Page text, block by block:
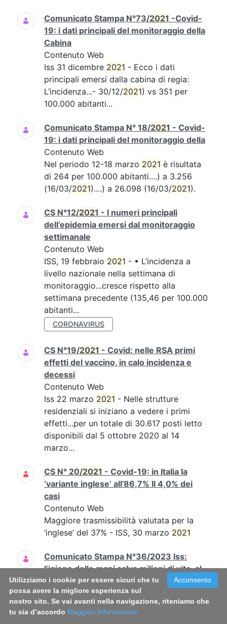
Comunicato Stampa N°73/2021 -Covid-
19: i dati principali del monitoraggio della
Cabina
Contenuto Web
Iss 31 dicembre 2021 - Ecco i dati
principali emersi dalla cabina di regia:
L’incidenza...- 30/12/2021) vs 351 per
100.000 abitanti...
Comunicato Stampa N° 18/2021 - Covid-
19: i dati principali del monitoraggio della
Contenuto Web
Nel periodo 12-18 marzo 2021 è risultata
di 264 per 100.000 abitanti....) a 3.256
(16/03/2021)....) a 26.098 (16/03/2021).
CS N°12/2021 - I numeri principali
dell’epidemia emersi dal monitoraggio
settimanale
Contenuto Web
ISS, 19 febbraio 2021 - • L’incidenza a
livello nazionale nella settimana di
monitoraggio...cresce rispetto alla
settimana precedente (135,46 per 100.000
abitanti...
CORONAVIRUS
CS N°19/2021 - Covid: nelle RSA primi
effetti del vaccino, in calo incidenza e
decessi
Contenuto Web
Iss 22 marzo 2021 - Nelle strutture
residenziali si iniziano a vedere i primi
effetti...per un totale di 30.617 posti letto
disponibili dal 5 ottobre 2020 al 14
marzo...
CS N° 20/2021 - Covid-19: in Italia la
‘variante inglese’ all’86,7% Il 4,0% dei
casi
Contenuto Web
Maggiore trasmissibilità valutata per la
‘inglese’ del 37% - ISS, 30 marzo 2021
Comunicato Stampa N°36/2023 Iss:
l’igiene delle mani salva milioni di vite, al
via il primo corso di Formazione A
Distanza (FAD) sul tema
Contenuto Web
In Italia in calo nel2021il consumo di
Acconsento
Utilizziamo i cookie per essere sicuri che tu
possa avere la migliore esperienza sul
nostro sito. Se vai avanti nella navigazione, riteniamo che
tu sia d’accordo Maggiori Informazioni